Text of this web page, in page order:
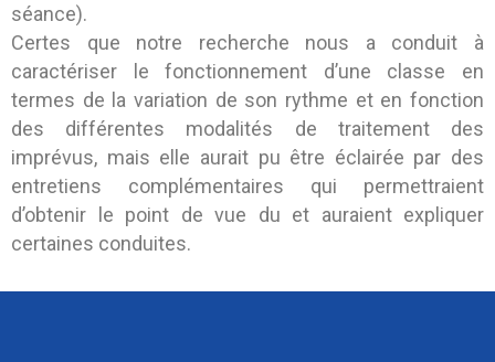
séance).
Certes que notre recherche nous a conduit à
caractériser le fonctionnement d’une classe en
termes de la variation de son rythme et en fonction
des différentes modalités de traitement des
imprévus, mais elle aurait pu être éclairée par des
entretiens complémentaires qui permettraient
d’obtenir le point de vue du et auraient expliquer
certaines conduites.